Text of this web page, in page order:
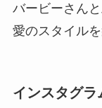
バービーさん
愛のスタイル
インスタグラ